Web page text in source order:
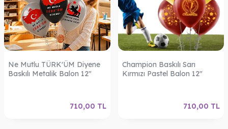
Ne Mutlu TÜRK'ÜM Diyene
Baskılı Metalik Balon 12"
710,00 TL
Champion Baskılı Sarı
Kırmızı Pastel Balon 12"
710,00 TL